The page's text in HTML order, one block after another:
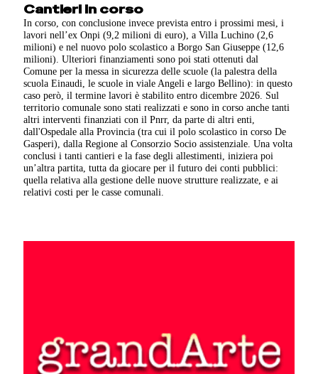
Cantieri in corso
In corso, con conclusione invece prevista entro i prossimi mesi, i
lavori nell’ex Onpi (9,2 milioni di euro), a Villa Luchino (2,6
milioni) e nel nuovo polo scolastico a Borgo San Giuseppe (12,6
milioni). Ulteriori finanziamenti sono poi stati ottenuti dal
Comune per la messa in sicurezza delle scuole (la palestra della
scuola Einaudi, le scuole in viale Angeli e largo Bellino): in questo
caso però, il termine lavori è stabilito entro dicembre 2026. Sul
territorio comunale sono stati realizzati e sono in corso anche tanti
altri interventi finanziati con il Pnrr, da parte di altri enti,
dall'Ospedale alla Provincia (tra cui il polo scolastico in corso De
Gasperi), dalla Regione al Consorzio Socio assistenziale. Una volta
conclusi i tanti cantieri e la fase degli allestimenti, iniziera poi
un’altra partita, tutta da giocare per il futuro dei conti pubblici:
quella relativa alla gestione delle nuove strutture realizzate, e ai
relativi costi per le casse comunali.